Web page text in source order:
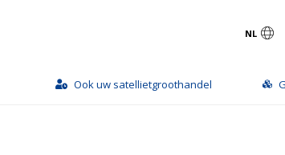
NL
Ook uw satellietgroothandel